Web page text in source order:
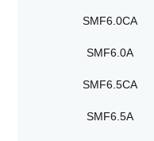
SMF6.0CA
SMF6.0A
SMF6.5CA
SMF6.5A